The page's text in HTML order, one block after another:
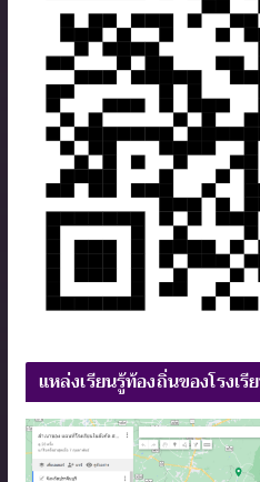
แหล่งเรียนรู้ท้องถิ่นของโรงเ